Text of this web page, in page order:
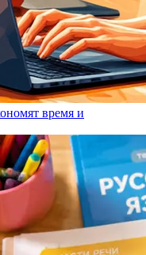
время и